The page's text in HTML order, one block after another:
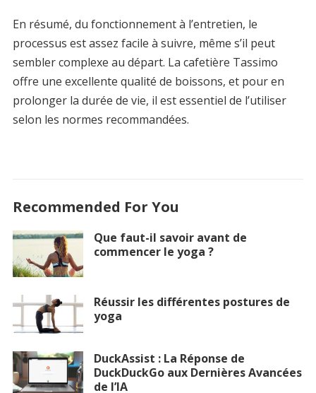
En résumé, du fonctionnement à l’entretien, le
processus est assez facile à suivre, même s’il peut
sembler complexe au départ. La cafetière Tassimo
offre une excellente qualité de boissons, et pour en
prolonger la durée de vie, il est essentiel de l’utiliser
selon les normes recommandées.
Recommended For You
Que faut-il savoir avant de
commencer le yoga ?
Réussir les différentes postures de
yoga
DuckAssist : La Réponse de
DuckDuckGo aux Dernières Avancées
de l’IA